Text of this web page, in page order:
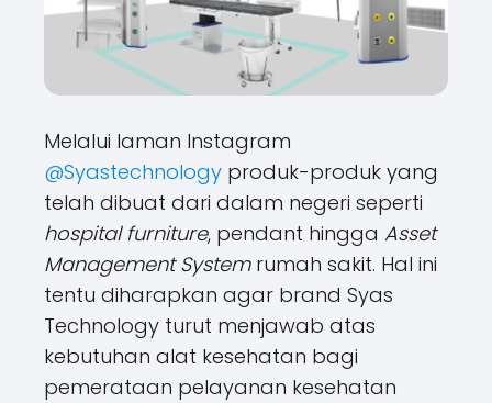
Melalui laman Instagram
@Syastechnology produk-produk yang
telah dibuat dari dalam negeri seperti
hospital furniture, pendant hingga Asset
Management System rumah sakit. Hal ini
tentu diharapkan agar brand Syas
Technology turut menjawab atas
kebutuhan alat kesehatan bagi
pemerataan pelayanan kesehatan